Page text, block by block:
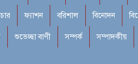
ফ্যাশন বরিশাল বিনোদন
শুভেচ্ছা বাণী সম্পর্ক সম্পাদকীয়